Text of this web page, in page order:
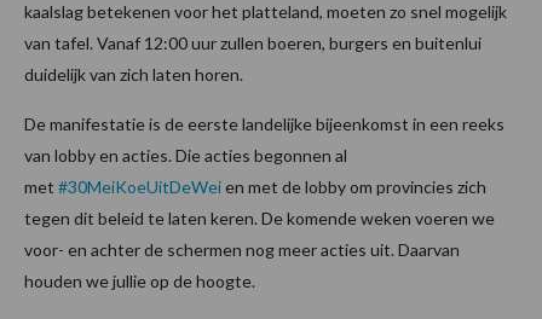
kaalslag betekenen voor het platteland, moeten zo snel mogelijk
van tafel. Vanaf 12:00 uur zullen boeren, burgers en buitenlui
duidelijk van zich laten horen.
De manifestatie is de eerste landelijke bijeenkomst in een reeks
van lobby en acties. Die acties begonnen al
met #30MeiKoeUitDeWeien met de lobby om provincies zich
tegen dit beleid te laten keren. De komende weken voeren we
voor- en achter de schermen nog meer acties uit. Daarvan
houden we jullie op de hoogte.